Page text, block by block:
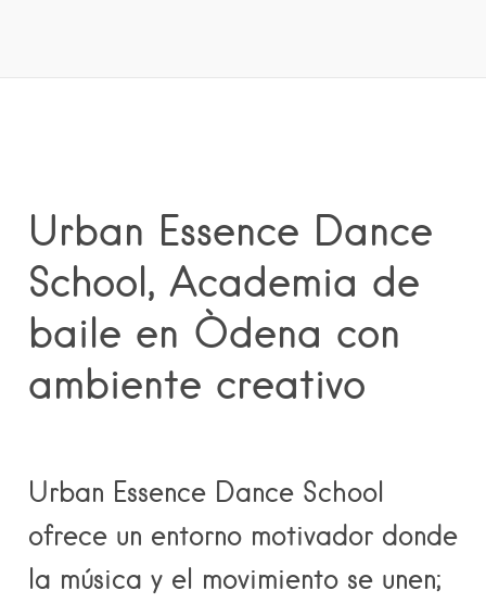
Urban Essence Dance
School, Academia de
baile en Òdena con
ambiente creativo
Urban Essence Dance School
ofrece un entorno motivador donde
la música y el movimiento se unen;